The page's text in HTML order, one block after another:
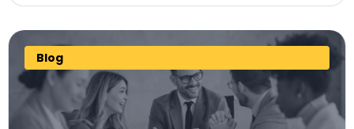
Blog